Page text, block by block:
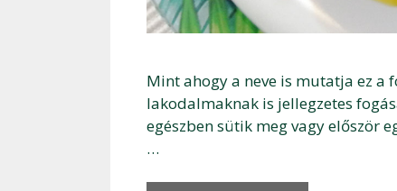
Mint ahogy a neve is mutatja ez a
lakodalmaknak is jellegzetes
egészben sütik meg vagy először
…